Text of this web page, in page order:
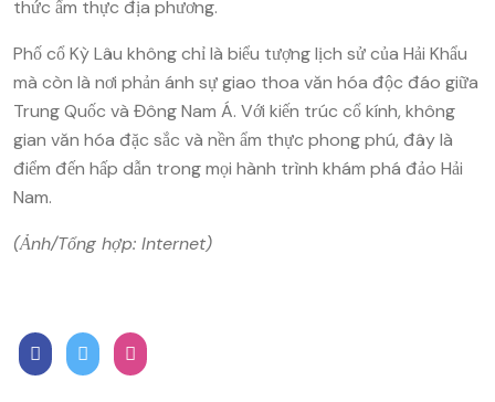
thức ẩm thực địa phương.
Phố cổ Kỳ Lâu không chỉ là biểu tượng lịch sử của Hải Khẩu
mà còn là nơi phản ánh sự giao thoa văn hóa độc đáo giữa
Trung Quốc và Đông Nam Á. Với kiến trúc cổ kính, không
gian văn hóa đặc sắc và nền ẩm thực phong phú, đây là
điểm đến hấp dẫn trong mọi hành trình khám phá đảo Hải
Nam.
(Ảnh/Tổng hợp: Internet)